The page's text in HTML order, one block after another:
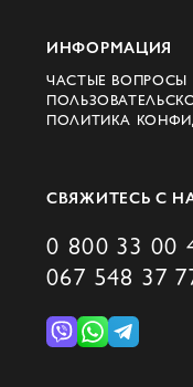
ИНФОРМАЦИЯ
ЧАСТЫЕ ВОПРОСЫ
ПОЛИТИКА
СВЯЖИТЕСЬ С
0 800 33 00
067 548 37